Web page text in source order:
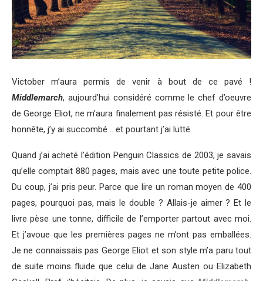
Victober m’aura permis de venir à bout de ce pavé !
Middlemarch, aujourd’hui considéré comme le chef d’oeuvre
de George Eliot, ne m’aura finalement pas résisté. Et pour être
honnête, j’y ai succombé .. et pourtant j’ai lutté.
Quand j’ai acheté l’édition Penguin Classics de 2003, je savais
qu’elle comptait 880 pages, mais avec une toute petite police.
Du coup, j’ai pris peur. Parce que lire un roman moyen de 400
pages, pourquoi pas, mais le double ? Allais-je aimer ? Et le
livre pèse une tonne, difficile de l’emporter partout avec moi.
Et j’avoue que les premières pages ne m’ont pas emballées.
Je ne connaissais pas George Eliot et son style m’a paru tout
de suite moins fluide que celui de Jane Austen ou Elizabeth